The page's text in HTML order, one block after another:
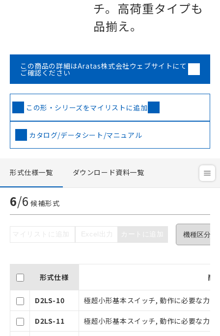
チ。高荷重タイプも
品揃え。
この商品の詳細はAratas株式会社ウェブサイトにて
ご確認ください
この形・シリーズをマイリストに追加
カタログ/データシート/マニュアル
形式仕様一覧 ダウンロード資料一覧
6/6 候補形式
マイリストに追加 Excel出力 カートに追加
形式仕様 商
D2LS-10 極超小形基本スイッチ, 動作に必要な力
D2LS-11 極超小形基本スイッチ, 動作に必要な力
ご利用条件
ご利用ください。
本サービスは、当社制御機器事業取扱
当社制御機器事業取扱商品の中には、
本サービスの対象外となる商品もある
ことをご了承ください。
在庫状況および標準価格照会結果は、
記載している更新日時点での社内デー
タに基づき作成されるものであり、閲